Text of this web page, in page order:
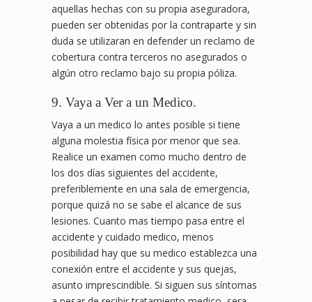
aquellas hechas con su propia aseguradora,
pueden ser obtenidas por la contraparte y sin
duda se utilizaran en defender un reclamo de
cobertura contra terceros no asegurados o
algún otro reclamo bajo su propia póliza.
9. Vaya a Ver a un Medico.
Vaya a un medico lo antes posible si tiene
alguna molestia física por menor que sea.
Realice un examen como mucho dentro de
los dos días siguientes del accidente,
preferiblemente en una sala de emergencia,
porque quizá no se sabe el alcance de sus
lesiones. Cuanto mas tiempo pasa entre el
accidente y cuidado medico, menos
posibilidad hay que su medico establezca una
conexión entre el accidente y sus quejas,
asunto imprescindible. Si siguen sus síntomas